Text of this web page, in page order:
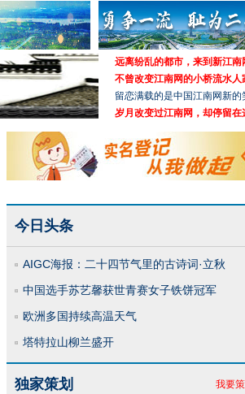
远离纷乱的都市，来到新江南
不曾改变江南网的小桥流水人
留恋满载的是中国江南网新的
岁月改变过江南网，却停留在
江南，马“稻”成功
今日头条
AIGC海报：二十四节气里的古诗词·立秋
中国选手苏艺馨获世青赛女子铁饼冠军
欧洲多国持续高温天气
塔特拉山柳兰盛开
独家策划 我要策